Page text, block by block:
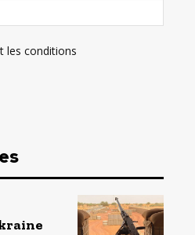
les conditions